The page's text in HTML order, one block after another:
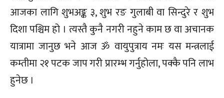
आजका लागि शुभअङ्क ३, शुभ रङ गुलाबी वा सिन्दुरे र शुभ
दिशा पश्चिम हो । त्यस्तै कुनै नगरी नहुने काम छ वा अचानक
यात्रामा जानुछ भने आज ॐ वायुपुत्राय नमः यस मन्त्रलाई
कम्तीमा २१ पटक जाप गरी प्रारम्भ गर्नुहोला, पक्कै पनि लाभ
हुनेछ ।